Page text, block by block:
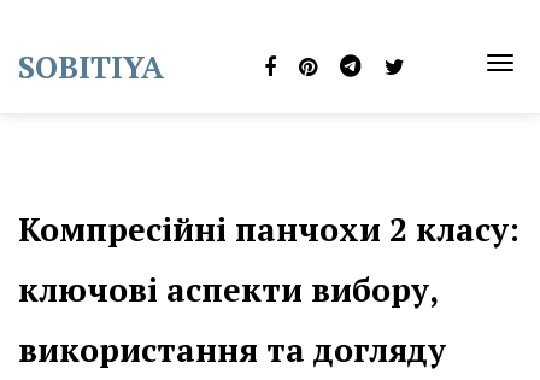
content
SOBITIYA
Компресійні панчохи 2 класу:
ключові аспекти вибору,
використання та догляду